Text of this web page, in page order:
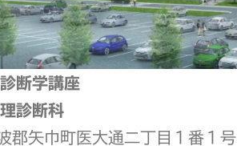
断学講座
診断科
矢巾町医大通二丁目１番１号